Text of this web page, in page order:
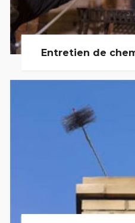
Entretien de